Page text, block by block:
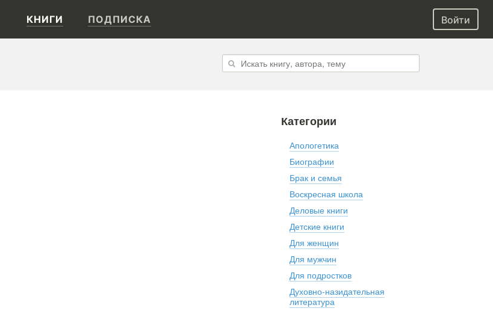
КНИГИ ПОДПИСКА Войти
Категории
Апологетика
Биографии
Брак и семья
Воскресная школа
Деловые книги
Детские книги
Для женщин
Для мужчин
Для подростков
Духовно-назидательная
литература